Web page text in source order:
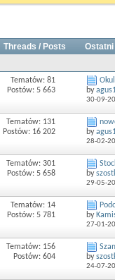
Threads / Posts
Tematów: 81
Postów: 5 663
by
30-09-
Tematów: 131
Postów: 16 202
by
28-02-
Tematów: 301
Postów: 5 658
by
29-05-
Tematów: 14
Postów: 5 781
by
27-01-
Tematów: 156
Postów: 604
by
24-07-